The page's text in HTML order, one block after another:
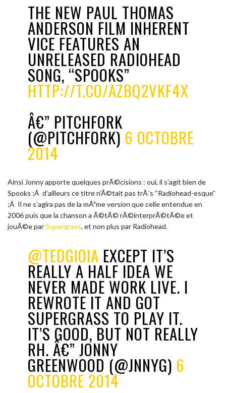
THE NEW PAUL THOMAS
ANDERSON FILM INHERENT
VICE FEATURES AN
UNRELEASED RADIOHEAD
SONG, “SPOOKS”
HTTP://T.CO/AZBQ2VKF4X
Â€” PITCHFORK
(@PITCHFORK) 6 OCTOBRE
2014
Ainsi Jonny apporte quelques prÃ©cisions : oui, il s’agit bien de
Spooks ;Â d’ailleurs ce titre n’Ã©tait pas trÃ¨s “Radiohead-esque”
;Â Il ne s’agira pas de la mÃªme version que celle entendue en
2006 puis que la chanson a Ã©tÃ© rÃ©interprÃ©tÃ©e et
jouÃ©e parSupergrass, et non plus par Radiohead.
@TEDGIOIA EXCEPT IT’S
REALLY A HALF IDEA WE
NEVER MADE WORK LIVE. I
REWROTE IT AND GOT
SUPERGRASS TO PLAY IT.
IT’S GOOD, BUT NOT REALLY
RH. Â€” JONNY
GREENWOOD (@JNNYG) 6
OCTOBRE 2014